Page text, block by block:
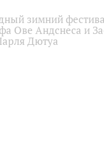
зимний
Ове Андснеса и
Дютуа